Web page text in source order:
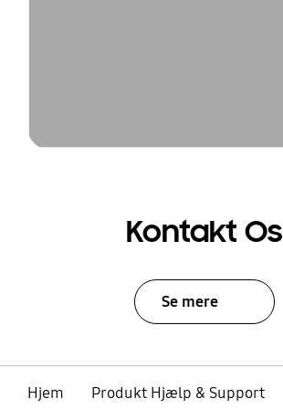
Kontakt Os
Se mere
Hjem
Produkt Hjælp & Support